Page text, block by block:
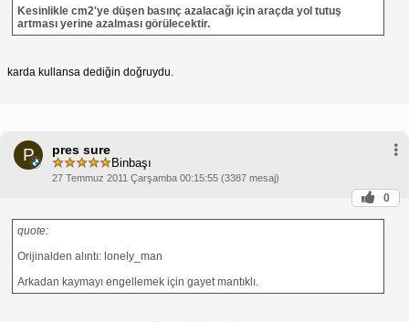
Kesinlikle cm2'ye düşen basınç azalacağı için araçda yol tutuş
artması yerine azalması görülecektir.
karda kullansa dediğin doğruydu.
P pres sure
Binbaşı
27 Temmuz 2011 Çarşamba 00:15:55 (3387 mesaj)
0
quote:
Orijinalden alıntı: lonely_man
Arkadan kaymayı engellemek için gayet mantıklı.